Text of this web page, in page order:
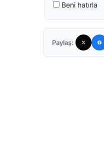
Beni hatırla
Paylaş: